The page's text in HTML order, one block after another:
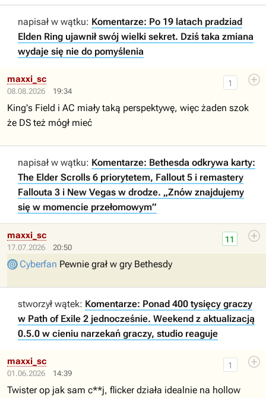
napisał w wątku: Komentarze: Po 19 latach pradziad
Elden Ring ujawnił swój wielki sekret. Dziś taka zmiana
wydaje się nie do pomyślenia
08.08.2026 19:34
1
maxxi_sc
King's Field i AC miały taką perspektywę, więc żaden szok
że DS też mógł mieć
napisał w wątku: Komentarze: Bethesda odkrywa karty:
The Elder Scrolls 6 priorytetem, Fallout 5 i remastery
Fallouta 3 i New Vegas w drodze. „Znów znajdujemy
się w momencie przełomowym”
17.07.2026 20:50
11
maxxi_sc
Cyberfan Pewnie grał w gry Bethesdy
stworzył wątek: Komentarze: Ponad 400 tysięcy graczy
w Path of Exile 2 jednocześnie. Weekend z aktualizacją
0.5.0 w cieniu narzekań graczy, studio reaguje
01.06.2026 14:39
1
maxxi_sc
Twister op jak sam c**j, flicker działa idealnie na hollow